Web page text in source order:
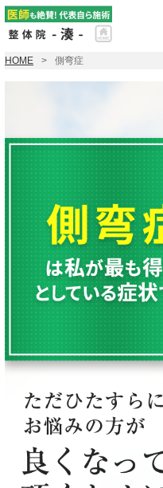
HOME 側弯症